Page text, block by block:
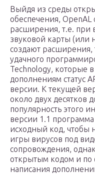
Выйдя из среды
обеспечения, OpenAL
расширения, т.е. при
звуковой карты (или
создают расширения,
удачного
Technology, которые
дополнениям статус
версии. К текущей
около двух десятков
популярность этого
версии 1.1 программа
исходный код, чтобы
игры вирусов под
сопровождения,
открытым кодом и по
написания